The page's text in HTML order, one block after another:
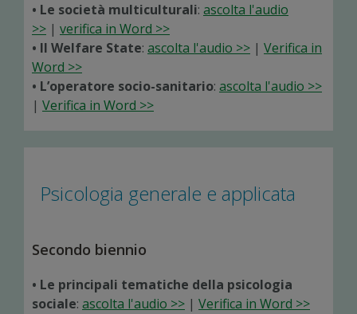
• Le società multiculturali: ascolta l'audio
>> | verifica in Word >>
• Il Welfare State: ascolta l'audio >> | Verifica in
Word >>
• L’operatore socio-sanitario: ascolta l'audio >>
| Verifica in Word >>
Psicologia generale e applicata
Secondo biennio
• Le principali tematiche della psicologia
sociale: ascolta l'audio >> | Verifica in Word >>